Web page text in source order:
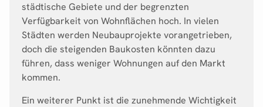
städtische Gebiete und der begrenzten
Verfügbarkeit von Wohnflächen hoch. In vielen
Städten werden Neubauprojekte vorangetrieben,
doch die steigenden Baukosten könnten dazu
führen, dass weniger Wohnungen auf den Markt
kommen.
Ein weiterer Punkt ist die zunehmende Wichtigkeit